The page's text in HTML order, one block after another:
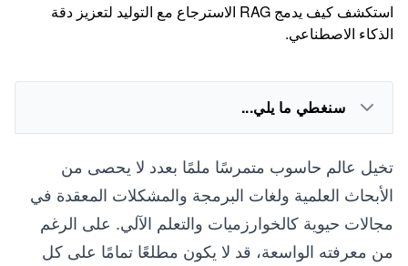
استكشف كيف يدمج RAG الاسترجاع مع التوليد لتعزيز دقة
الذكاء الاصطناعي.
سنغطي ما يلي...
تخيل عالم حاسوب متمرسًا ملمًا بعدد لا يحصى من
الأبحاث العلمية ولغات البرمجة والمشكلات المعقدة في
مجالات حيوية كالخوارزميات والتعلم الآلي. على الرغم
من معرفته الواسعة، قد لا يكون مطلعًا تمامًا على كل